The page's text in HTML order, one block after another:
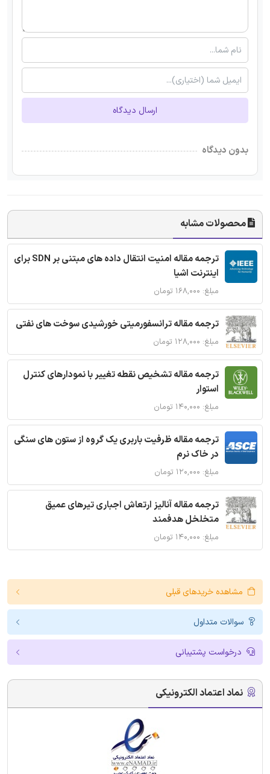
ارسال دیدگاه
بدون دیدگاه
محصولات مشابه
ترجمه مقاله امنیت انتقال داده های مبتنی بر SDN برای
اینترنت اشیا
مبلغ: ۱۶۸,۰۰۰ تومان
ترجمه مقاله ترانسفورمیتی خورشیدی سوخت های نفتی
مبلغ: ۱۲۸,۰۰۰ تومان
ترجمه مقاله تشخیص نقطه تغییر با نمودارهای کنترل
استوار
مبلغ: ۱۴۰,۰۰۰ تومان
ترجمه مقاله ظرفیت باربری یک گروه از ستون های سنگی
در خاک نرم
مبلغ: ۱۲۰,۰۰۰ تومان
ترجمه مقاله آنالیز ارتعاش اجباری تیرهای عمیق
متخلخل هدفمند
مبلغ: ۱۴۰,۰۰۰ تومان
مشاهده خریدهای قبلی
سوالات متداول
درخواست پشتیبانی
نماد اعتماد الکترونیکی